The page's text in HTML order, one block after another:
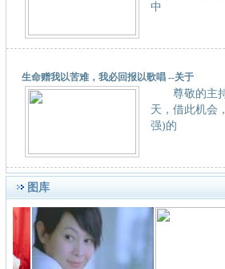
中
生命赠我以苦难，我必回报以歌唱 --关于
尊敬的主持
天，借此机会
强)的
图库